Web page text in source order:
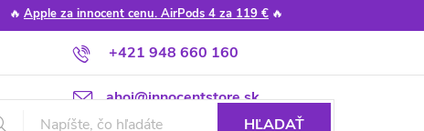
🔥 Apple za innocent cenu. AirPods 4 za 119 € 🔥
+421 948 660 160
ahoj@innocentstore.sk
Poradňa Apple návody a tipy
HĽADAŤ